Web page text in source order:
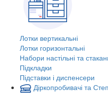
Лотки вертикальні
Лотки горизонтальні
Набори настільні та
Підкладки
Підставки і диспенсери
Діркопробивачі та